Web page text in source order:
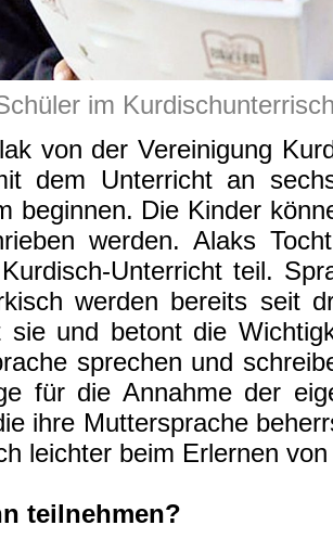
im
von der Vereinigung
dem Unterricht an
beginnen. Die Kinder
werden. Alaks
Unterricht teil.
werden bereits seit
sie und betont die
sprechen und
für die Annahme der
ihre Muttersprache
leichter beim Erlernen
teilnehmen?